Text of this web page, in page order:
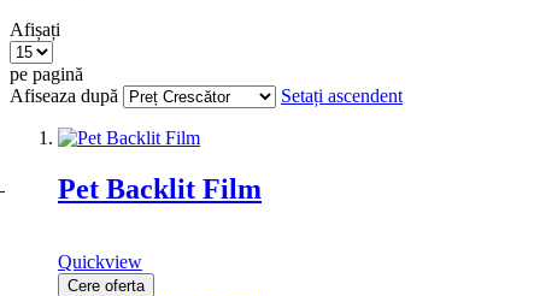
Afișați
pe pagină
Afiseaza după
Setați ascendent
Pet Backlit Film
Quickview
Cere oferta